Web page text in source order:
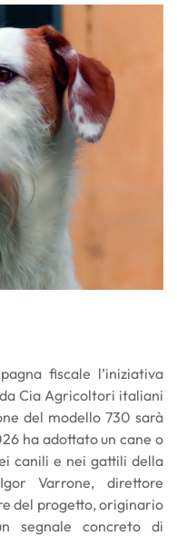
fiscale l’iniziativa
da Cia Agricoltori italiani
del modello 730 sarà
ha adottato un cane o
canili e nei gattili della
Varrone, direttore
del progetto, originario
segnale concreto di